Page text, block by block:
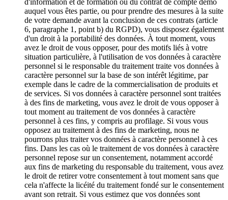
d'information et de formation ou du contrat de compte démo
auquel vous êtes partie, ou pour prendre des mesures à la suite
de votre demande avant la conclusion de ces contrats (article
6, paragraphe 1, point b) du RGPD), vous disposez également
d'un droit à la portabilité des données. À tout moment, vous
avez le droit de vous opposer, pour des motifs liés à votre
situation particulière, à l'utilisation de vos données à caractère
personnel si le responsable du traitement traite vos données à
caractère personnel sur la base de son intérêt légitime, par
exemple dans le cadre de la commercialisation de produits et
de services. Si vos données à caractère personnel sont traitées
à des fins de marketing, vous avez le droit de vous opposer à
tout moment au traitement de vos données à caractère
personnel à ces fins, y compris au profilage. Si vous vous
opposez au traitement à des fins de marketing, nous ne
pourrons plus traiter vos données à caractère personnel à ces
fins. Dans les cas où le traitement de vos données à caractère
personnel repose sur un consentement, notamment accordé
aux fins de marketing du responsable du traitement, vous avez
le droit de retirer votre consentement à tout moment sans que
cela n'affecte la licéité du traitement fondé sur le consentement
avant son retrait. Si vous estimez que vos données sont